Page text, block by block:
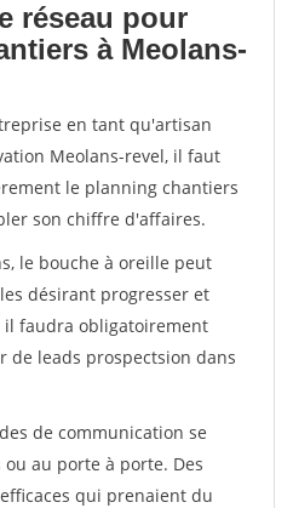
réseau pour
à Meolans-
en tant qu'artisan
Meolans-revel, il faut
le planning chantiers
son chiffre d'affaires.
le bouche à oreille peut
désirant progresser et
faudra obligatoirement
de leads prospectsion dans
de communication se
au porte à porte. Des
qui prenaient du